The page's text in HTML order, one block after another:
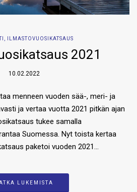
ILMASTOVUOSIKATSAUS
2021
10.02.2022
menneen vuoden sää-, meri- ja
ja vertaa vuotta 2021 pitkän ajan
tukee samalla
Suomessa. Nyt toista kertaa
paketoi vuoden 2021…
LUKEMISTA